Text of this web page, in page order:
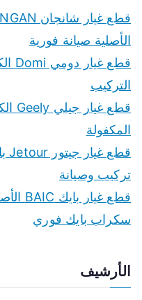
الأصلية صيانة فورية
التركيب
المكفولة
تركيب وصيانة
سكراب بايك فوري
الأرشيف